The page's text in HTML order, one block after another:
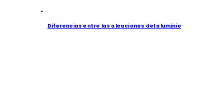
Diferencias entre las aleaciones del aluminio